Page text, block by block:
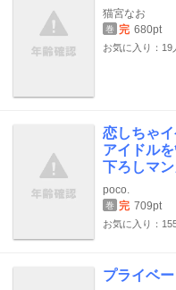
猫宮なお
巻 完 680pt
お気に入り：19
恋しちゃ
アイドル
下ろしマン
poco.
巻 完 709pt
お気に入り：
プライベ